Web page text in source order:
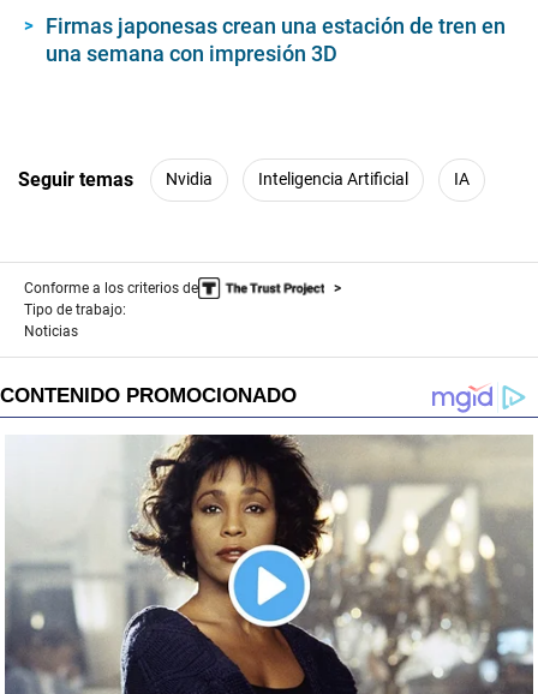
Firmas japonesas crean una estación de tren en
una semana con impresión 3D
Seguir temas Nvidia Inteligencia Artificial IA
Conforme a los criterios de
Tipo de trabajo:
Noticias